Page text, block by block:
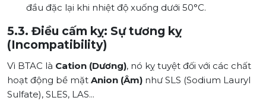
đầu đặc lại khi nhiệt độ xuống dưới 50°C.
5.3. Điều cấm kỵ: Sự tương kỵ
(Incompatibility)
Vì BTAC là Cation (Dương), nó kỵ tuyệt đối với các chất
hoạt động bề mặt Anion (Âm) như SLS (Sodium Lauryl
Sulfate), SLES, LAS...